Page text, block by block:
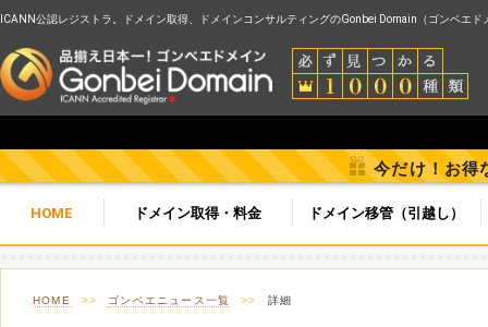
ICANN公認レジストラ。ドメイン取得、ドメインコンサルティングのGonbei Domain（ゴンベエド
今だけ！お得
HOME ドメイン取得・料金 ドメイン移管（引越し）
HOME >> ゴンベエニュース一覧 >> 詳細